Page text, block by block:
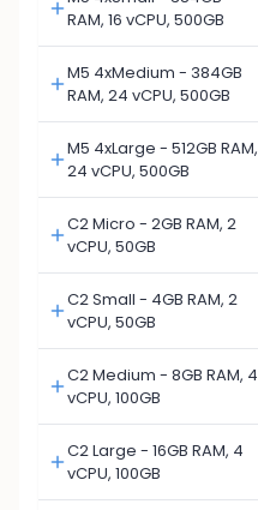
RAM, 16 vCPU, 500GB
M5 4xMedium - 384GB
RAM, 24 vCPU, 500GB
M5 4xLarge - 512GB RAM,
24 vCPU, 500GB
C2 Micro - 2GB RAM, 2
vCPU, 50GB
C2 Small - 4GB RAM, 2
vCPU, 50GB
C2 Medium - 8GB RAM, 4
vCPU, 100GB
C2 Large - 16GB RAM, 4
vCPU, 100GB